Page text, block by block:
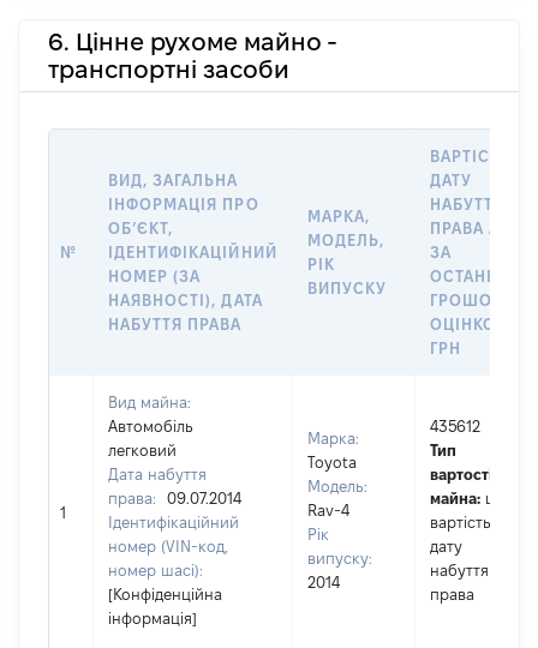
6. Цінне рухоме майно -
транспортні засоби
№
ВИД, ЗАГАЛЬНА
ІНФОРМАЦІЯ ПРО
ОБʼЄКТ,
ІДЕНТИФІКАЦІЙНИЙ
НОМЕР (ЗА
НАЯВНОСТІ), ДАТА
НАБУТТЯ ПРАВА
МАРКА,
МОДЕЛЬ,
РІК
ВИПУСКУ
ВАРТІСТЬ НА
ДАТУ
НАБУТТЯ
ПРАВА АБО
ЗА
ГРОШОВОЮ
ОЦІНКОЮ,
ГРН
1
Вид майна:
Автомобіль
легковий
Дата набуття
права:
09.07.2014
Ідентифікаційний
номер (VIN-код,
номер шасі):
[Конфіденційна
інформація]
Марка:
Toyota
Модель:
Rav-4
Рік
випуску:
2014
435612
Тип
вартості
майна: це
вартість на
дату
набуття
права